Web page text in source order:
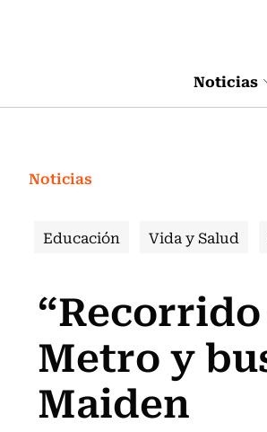
Noticias
Noticias
Educación Vida y Salud
Metro y
Maiden